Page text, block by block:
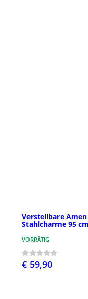
Verstellbare
Stahlcharme 95 cm
VORRÄTIG
€ 59,90